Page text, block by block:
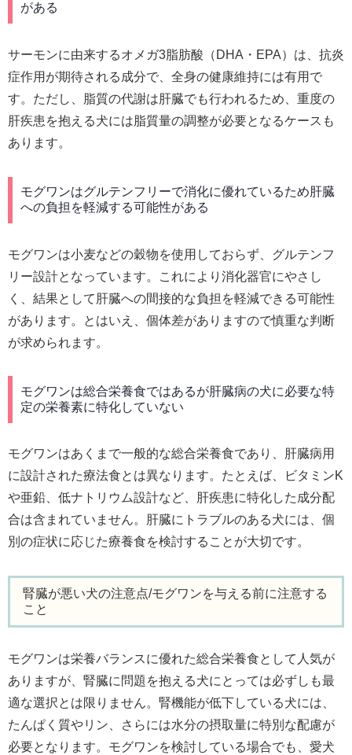
がある
サーモンに由来するオメガ3脂肪酸（DHA・EPA）は、抗炎
症作用が期待される成分で、全身の健康維持には有用で
す。ただし、脂質の代謝は肝臓でも行われるため、重度の
肝疾患を抱える犬には脂質量の調整が必要となるケースも
あります。
モグワンはグルテンフリーで消化に優れているため肝臓
への負担を軽減する可能性がある
モグワンは小麦などの穀物を使用しておらず、グルテンフ
リー設計となっています。これにより消化器官にやさし
く、結果として肝臓への間接的な負担を軽減できる可能性
があります。とはいえ、個体差がありますので慎重な判断
が求められます。
モグワンは総合栄養食ではあるが肝臓病の犬に必要な特
定の栄養素に特化していない
モグワンはあくまで一般的な総合栄養食であり、肝臓病用
に設計された療法食とは異なります。たとえば、ビタミンK
や亜鉛、低ナトリウム設計など、肝疾患に特化した成分配
合は含まれていません。肝臓にトラブルのある犬には、個
別の症状に応じた療養食を検討することが大切です。
腎臓が悪い犬の注意点/モグワンを与える前に注意する
こと
モグワンは栄養バランスに優れた総合栄養食として人気が
ありますが、腎臓に問題を抱える犬にとっては必ずしも最
適な選択とは限りません。腎機能が低下している犬には、
たんぱく質やリン、さらには水分の摂取量に特別な配慮が
必要となります。モグワンを検討している場合でも、愛犬